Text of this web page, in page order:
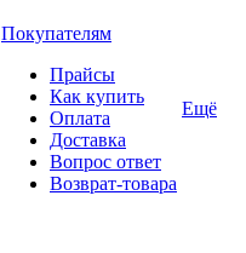
Покупателям
Прайсы
Как купить
Оплата
Доставка
Вопрос ответ
Возврат-товара
Ещё